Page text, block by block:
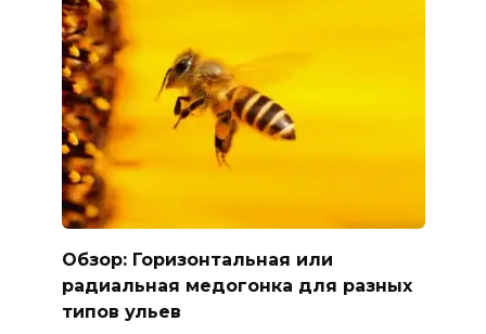
Обзор: Горизонтальная или
радиальная медогонка для разных
типов ульев